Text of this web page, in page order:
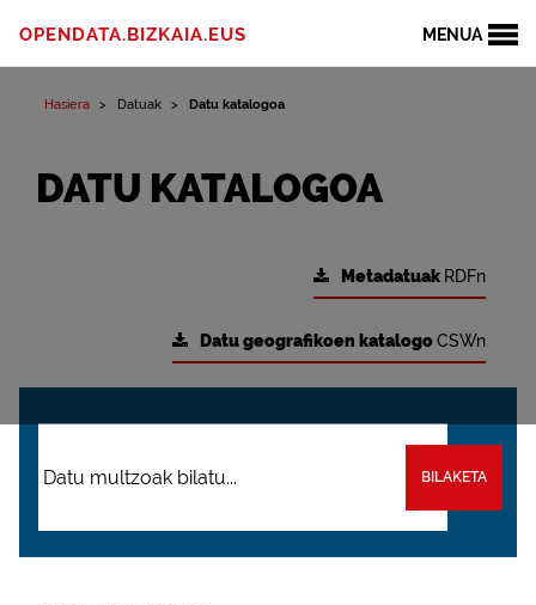
MENUA
OPENDATA.BIZKAIA.EUS
Hasiera Datuak Datu katalogoa
DATU KATALOGOA
Metadatuak RDFn
Datu geografikoen katalogoCSWn
BILAKETA